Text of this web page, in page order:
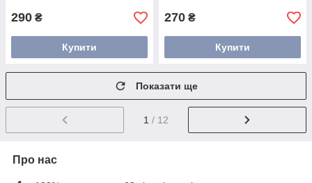
290 ₴
Купити
270 ₴
Купити
Показати ще
1 / 12
Про нас